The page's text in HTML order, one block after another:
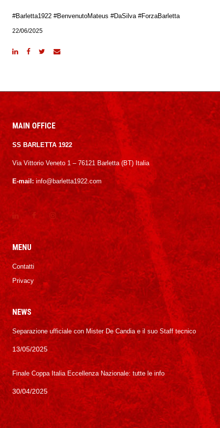
#Barletta1922 #BenvenutoMateus #DaSilva #ForzaBarletta
22/06/2025
MAIN OFFICE
SS BARLETTA 1922
Via Vittorio Veneto 1 – 76121 Barletta (BT) Italia
E-mail: info@barletta1922.com
MENU
Contatti
Privacy
NEWS
Separazione ufficiale con Mister De Candia e il suo Staff tecnico
13/05/2025
Finale Coppa Italia Eccellenza Nazionale: tutte le info
30/04/2025